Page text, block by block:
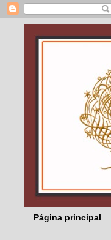
Página principal